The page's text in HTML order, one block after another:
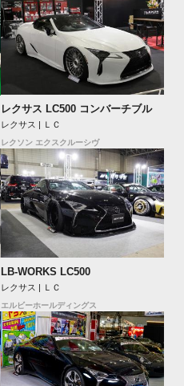
レクサス LC500 コンバーチブル
レクサス | ＬＣ
レクソン エクスクルーシヴ
LB-WORKS LC500
レクサス | ＬＣ
エルビーホールディングス